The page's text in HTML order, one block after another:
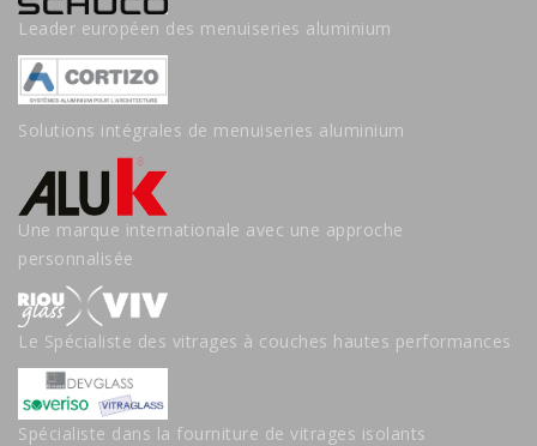
Leader européen des menuiseries aluminium
Solutions intégrales de menuiseries aluminium
Une marque internationale avec une approche
personnalisée
Le Spécialiste des vitrages à couches hautes performances
Spécialiste dans la fourniture de vitrages isolants